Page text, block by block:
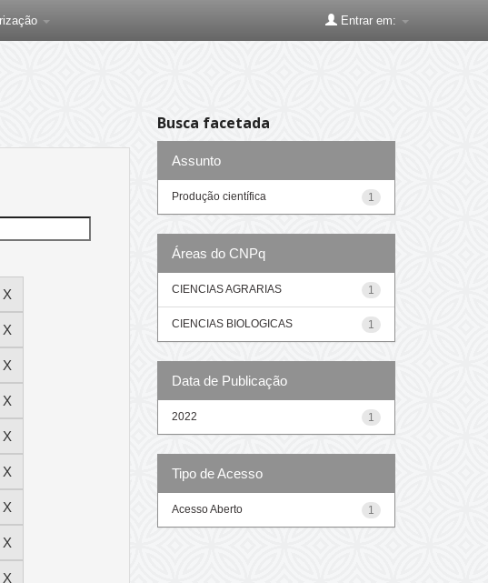
Entrar em:
Busca facetada
Assunto
1
Produção científica
Áreas do CNPq
1
CIENCIAS AGRARIAS
1
CIENCIAS BIOLOGICAS
Data de Publicação
1
2022
Tipo de Acesso
1
Acesso Aberto